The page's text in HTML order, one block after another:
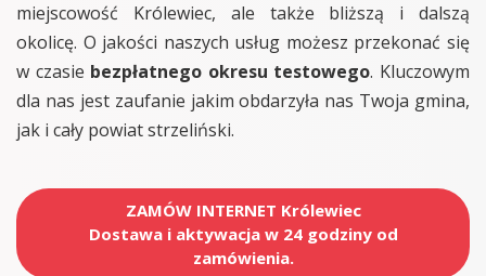
miejscowość Królewiec, ale także bliższą i dalszą
okolicę. O jakości naszych usług możesz przekonać się
w czasie bezpłatnego okresu testowego. Kluczowym
dla nas jest zaufanie jakim obdarzyła nas Twoja gmina,
jak i cały powiat strzeliński.
ZAMÓW INTERNET Królewiec
Dostawa i aktywacja w 24 godziny od
zamówienia.